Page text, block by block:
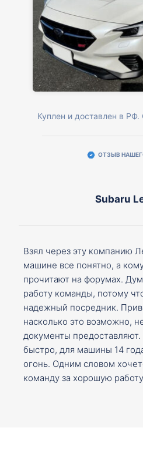
Куплен и доставлен в
ОТЗЫВ
Subaru
Взял через эту компанию
машине все понятно, а
прочитают на форумах.
работу команды, потому
надежный посредник.
насколько это возможно,
документы
быстро, для машины 14
огонь. Одним словом
команду за хорошую работу